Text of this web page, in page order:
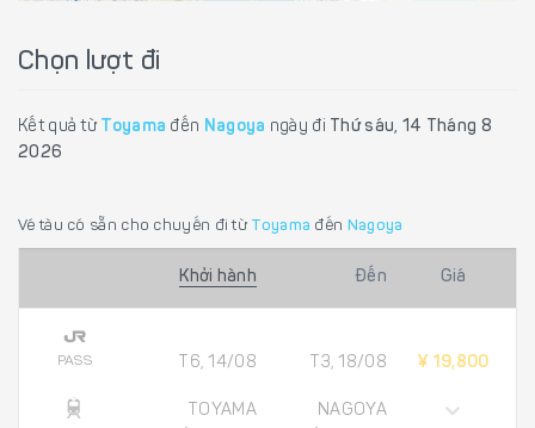
Chọn lượt đi
Kết quả từ Toyama đến Nagoya ngày đi
Thứ sáu, 14 Tháng 8
2026
Vé tàu có sẵn cho chuyến đi từ Toyama đến Nagoya
Khởi hành Đến Giá
PASS T6, 14/08
TOYAMA
T3, 18/08
NAGOYA
¥ 19,800